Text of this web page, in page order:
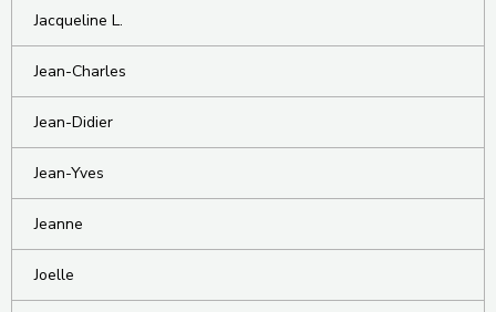
Jacqueline L.
Jean-Charles
Jean-Didier
Jean-Yves
Jeanne
Joelle